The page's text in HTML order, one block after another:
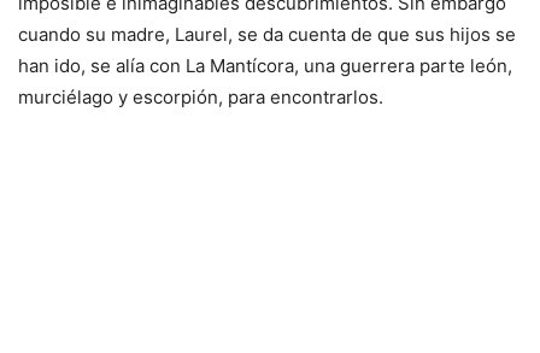
cuando su madre, Laurel, se da cuenta de que sus hijos se
han ido, se alía con La Mantícora, una guerrera parte león,
murciélago y escorpión, para encontrarlos.